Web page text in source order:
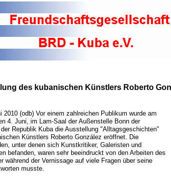
des kubanischen Künstlers Roberto
2010 (odb) Vor einem zahlreichen Publikum wurde am
4. Juni, im Lam-Saal der Außenstelle Bonn der
Republik Kuba die Ausstellung "Alltagsgeschichten"
Künstlers Roberto González eröffnet. Die
unter denen sich Kunstkritiker, Galeristen und
befanden, waren sehr beeindruckt von den Arbeiten des
während der Vernissage auf viele Fragen über seine
musste.